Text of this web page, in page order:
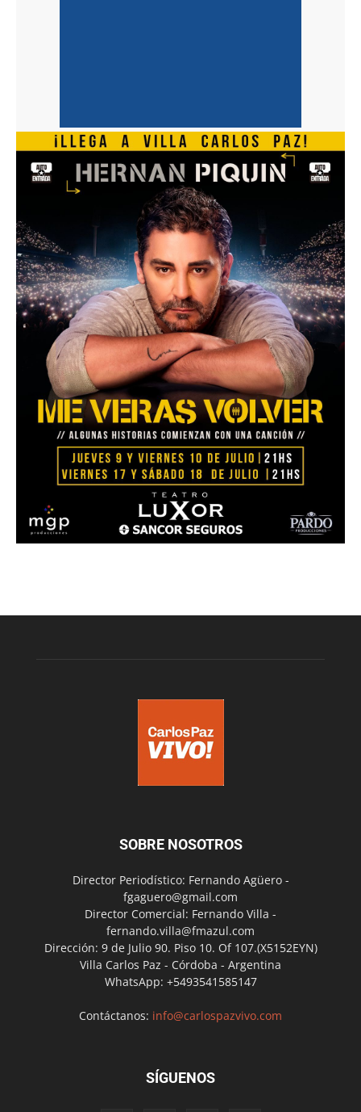
SOBRE NOSOTROS
Director Periodístico: Fernando Agüero -
fgaguero@gmail.com
Director Comercial: Fernando Villa -
fernando.villa@fmazul.com
Dirección: 9 de Julio 90. Piso 10. Of 107.(X5152EYN)
Villa Carlos Paz - Córdoba - Argentina
WhatsApp: +5493541585147
Contáctanos: info@carlospazvivo.com
SÍGUENOS